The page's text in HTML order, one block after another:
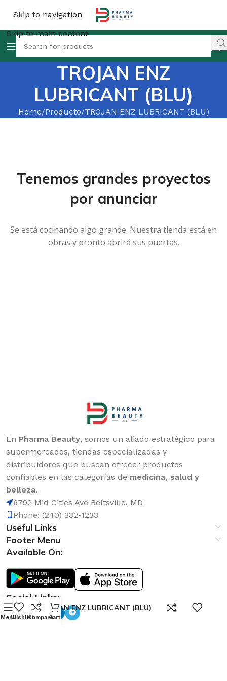
Skip to navigation
Skip to main content
TROJAN ENZ
LUBRICANT (BLU)
Home Producto TROJAN ENZ LUBRICANT (BLU)
Tenemos grandes proyectos
por anunciar
Se está cocinando algo grande. Nuestra tienda está en
obras y pronto abrirá sus puertas.
En Pharma Beauty, somos un aliado estratégico para
supermercados, tiendas especializadas y
distribuidores que buscan ofrecer productos
confiables en las categorías de medicina, salud y
belleza.
6792 Mid Cities Ave Beltsville, MD
Phone: (240) 332-1233
Useful Links
Footer Menu
Available On:
Social Links:
TROJAN ENZ LUBRICANT (BLU)
MenuWishlistCompare
0
Cart